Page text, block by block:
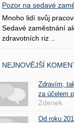
Pozor na sedavé
Mnoho lidí svůj
Sedavé zaměstnání
zdravotních riz ..
NEJNOVĚJŠÍ
Zdravím,
za účelem
Zdenek
Od roku